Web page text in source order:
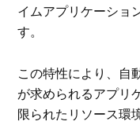
イムアプリケーショ
す。
この特性により、自
が求められるアプリ
限られたリソース環